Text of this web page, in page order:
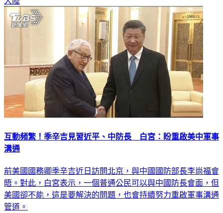
互動頻繁！季辛吉見習近平、中防長 白宮：盼重啟美中軍事
溝通
前美國國務卿季辛吉近日訪問北京，與中國國防部長李尚福會
晤。對此，白宮表示，一個普通公民可以與中國防長會面，但
美國卻不能，這是要解決的問題，也會持續努力重啟軍事溝通
管道。